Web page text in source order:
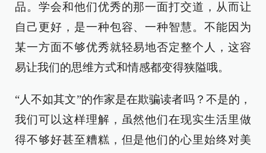
品。学会和他们优秀的那一面打交道，从而让
自己更好，是一种包容、一种智慧。不能因为
某一方面不够优秀就轻易地否定整个人，这容
易让我们的思维方式和情感都变得狭隘哦。
“人不如其文”的作家是在欺骗读者吗？不是的，
我们可以这样理解，虽然他们在现实生活里做
得不够好甚至糟糕，但是他们的心里始终对美